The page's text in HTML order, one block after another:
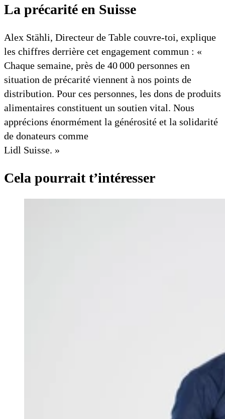
La précarité en Suisse
Alex Stähli, Directeur de Table couvre-toi, explique
les chiffres derrière cet engagement commun : «
Chaque semaine, près de 40 000 personnes en
situation de précarité viennent à nos points de
distribution. Pour ces personnes, les dons de produits
alimentaires constituent un soutien vital. Nous
apprécions énormément la générosité et la solidarité
de donateurs comme
Lidl Suisse. »
Cela pourrait t’intéresser